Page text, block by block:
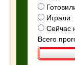
Играли
Сейчас
Всего